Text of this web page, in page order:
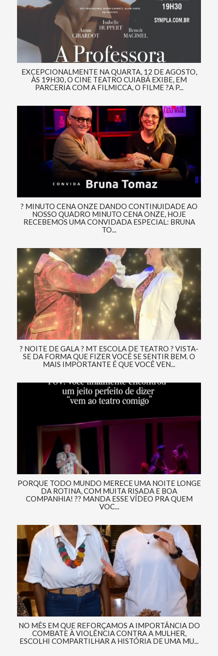
EXCEPCIONALMENTE NA QUARTA, 12 DE AGOSTO,
ÀS 19H30, O CINE TEATRO CUIABÁ EXIBE, EM
PARCERIA COM A FILMICCA, O FILME ?A P...
? MINUTO CENA ONZE DANDO CONTINUIDADE AO
NOSSO QUADRO MINUTO CENA ONZE, HOJE
RECEBEMOS UMA CONVIDADA ESPECIAL: BRUNA
TO...
? NOITE DE GALA ? MT ESCOLA DE TEATRO ? VISTA-
SE DA FORMA QUE FIZER VOCÊ SE SENTIR BEM. O
MAIS IMPORTANTE É QUE VOCÊ VEN...
PORQUE TODO MUNDO MERECE UMA NOITE LONGE
DA ROTINA, COM MUITA RISADA E BOA
COMPANHIA! ?? MANDA ESSE VÍDEO PRA QUEM
VOC...
NO MÊS EM QUE REFORÇAMOS A IMPORTÂNCIA DO
COMBATE À VIOLÊNCIA CONTRA A MULHER,
ESCOLHI COMPARTILHAR A HISTÓRIA DE UMA MU...